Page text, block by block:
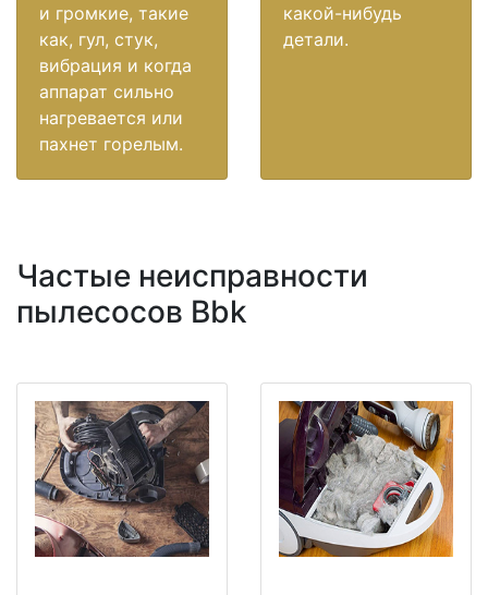
и громкие, такие
как, гул, стук,
вибрация и когда
аппарат сильно
нагревается или
пахнет горелым.
какой-нибудь
детали.
Частые неисправности
пылесосов Bbk